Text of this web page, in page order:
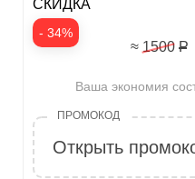
- 34%
СКИДКА
≈ 1500 Р
Ваша экономия
Открыть